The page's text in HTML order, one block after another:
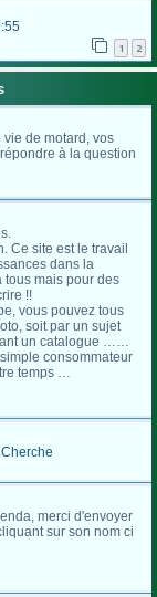
1 2
de motard, vos
à la question
Ce site est le travail
dans la
tous mais pour des
!!
vous pouvez tous
soit par un sujet
un catalogue ……
consommateur
temps …
merci d'envoyer
sur son nom ci